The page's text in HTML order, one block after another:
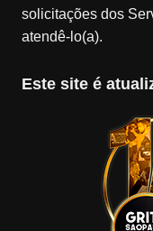
solicitações dos
atendê-lo(a).
Este site é